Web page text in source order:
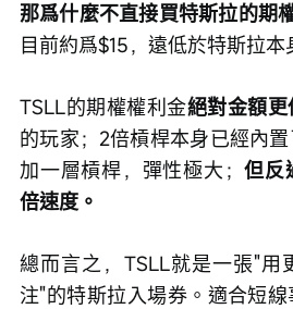
那爲什麼不直接買特斯拉的期權
目前約爲$15，遠低於特斯拉本
TSLL的期權權利金絕對金額更
的玩家；2倍槓桿本身已經內
加一層槓桿，彈性極大； 但反
倍速度。
總而言之，TSLL就是一張"用
注"的特斯拉入場券。適合短